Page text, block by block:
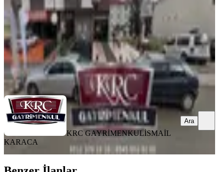
46 m² Düz Giriş (Zemin)
4.250.000 ₺4.500.000 ₺
KRC GAYRİMENKULİSMAİL KARACA
Ara
KRC GAYRİMENKULİSMAİL
KARACA
Ara